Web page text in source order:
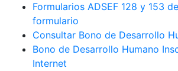
Formularios ADSEF 128 y 153
formulario
Consultar Bono de Desarrollo
Bono de Desarrollo Humano
Internet